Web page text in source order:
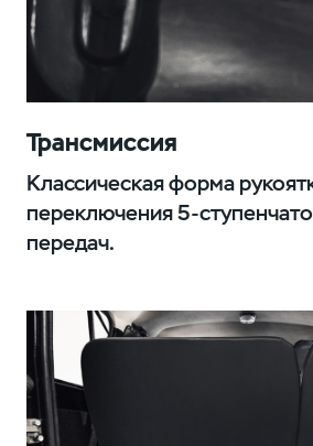
Трансмиссия
Классическая форма
переключения 5-
передач.